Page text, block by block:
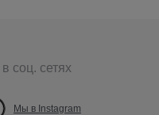
соц. сетях
Мы в Instagram